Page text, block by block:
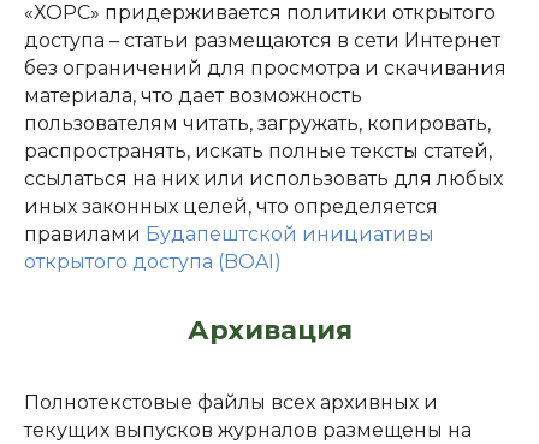
«ХОРС» придерживается политики открытого
доступа – статьи размещаются в сети Интернет
без ограничений для просмотра и скачивания
материала, что дает возможность
пользователям читать, загружать, копировать,
распространять, искать полные тексты статей,
ссылаться на них или использовать для любых
иных законных целей, что определяется
правилами Будапештской инициативы
открытого доступа (BOAI)
Архивация
Полнотекстовые файлы всех архивных и
текущих выпусков журналов размещены на